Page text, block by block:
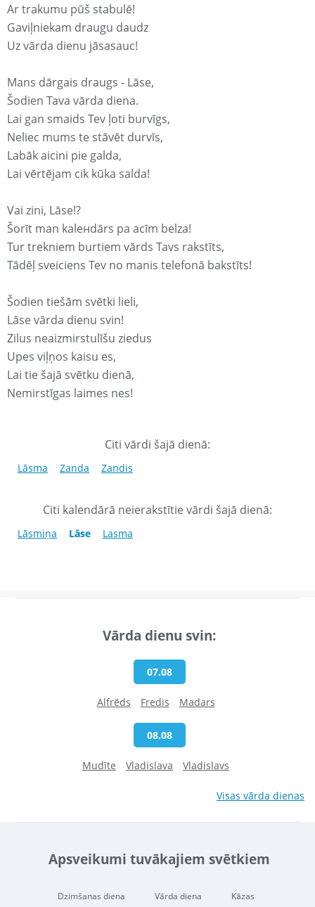
Ar trakumu pūš stabulē!
Gaviļniekam draugu daudz
Uz vārda dienu jāsasauc!
Mans dārgais draugs - Lāse,
Šodien Tava vārda diena.
Lai gan smaids Tev ļoti burvīgs,
Neliec mums te stāvēt durvīs,
Labāk aicini pie galda,
Lai vērtējam cik kūka salda!
Vai zini, Lāse!?
Šorīt man kaleнdārs pa acīm belza!
Tur trekniem burtiem vārds Tavs rakstīts,
Tādēļ sveiciens Tev no manis telefonā bakstīts!
Šodien tiešām svētki lieli,
Lāse vārda dienu svin!
Zilus neaizmirstulīšu ziedus
Upes viļņos kaisu es,
Lai tie šajā svētku dienā,
Nemirstīgas laimes nes!
Citi vārdi šajā dienā:
Lāsma Zanda Zandis
Citi kalendārā neierakstītie vārdi šajā dienā:
Lāsmiņa Lāse Lasma
Vārda dienu svin:
07.08
Alfrēds Fredis Madars
08.08
Mudīte Vladislava Vladislavs
Visas vārda dienas
Apsveikumi tuvākajiem svētkiem
Dzimšanas diena Vārda diena Kāzas